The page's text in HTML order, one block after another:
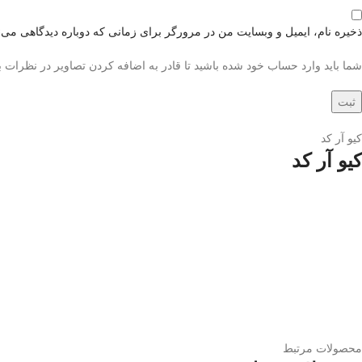
ذخیره نام، ایمیل و وبسایت من در مرورگر برای زمانی که دوباره دیدگاهی
شما باید وارد حساب خود شده باشید تا قادر به اضافه کردن تصاویر در نظرات
کیو آر کد
کیو آر کد
محصولات مرتبط